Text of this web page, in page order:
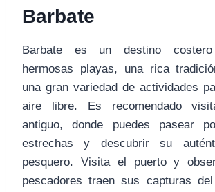
Barbate
Barbate es un destino
hermosas playas, una rica
una gran variedad de actividades
aire libre. Es recomendado
antiguo, donde puedes pasear
estrechas y descubrir su
pesquero. Visita el puerto y
pescadores traen sus capturas